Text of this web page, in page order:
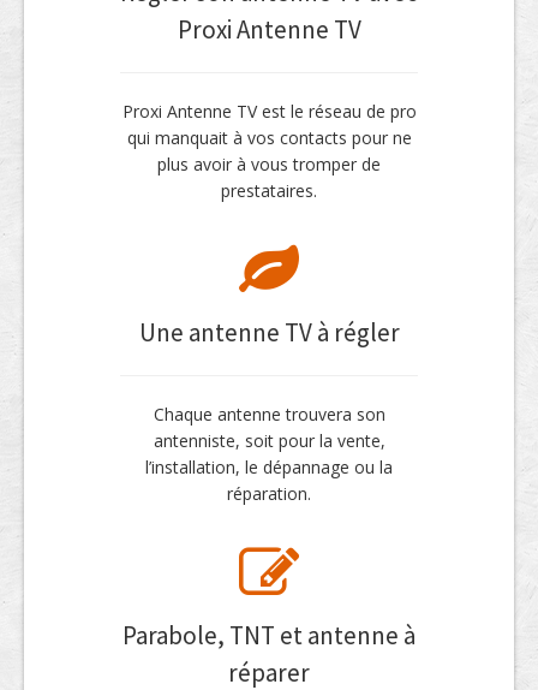
Proxi Antenne TV
Proxi Antenne TV est le réseau de pro
qui manquait à vos contacts pour ne
plus avoir à vous tromper de
prestataires.
Une antenne TV à régler
Chaque antenne trouvera son
antenniste, soit pour la vente,
l’installation, le dépannage ou la
réparation.
Parabole, TNT et antenne à
réparer